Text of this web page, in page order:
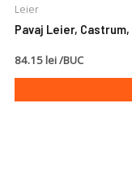
Leier
Pavaj Leier,
84.15 lei /BUC